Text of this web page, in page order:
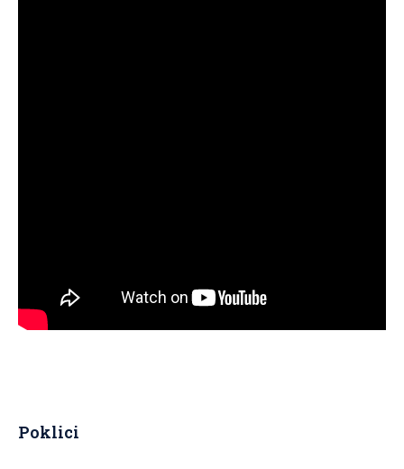
Poklici